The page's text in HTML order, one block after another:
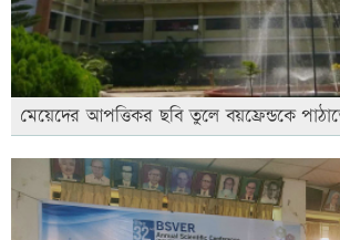
মেয়েদের আপত্তিকর ছবি তুলে বয়ফ্রেন্ডকে